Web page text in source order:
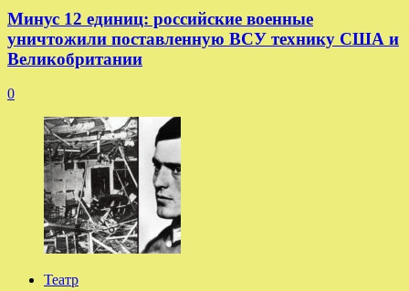
Минус 12 единиц: российские военные
уничтожили поставленную ВСУ технику США и
Великобритании
0
Театр